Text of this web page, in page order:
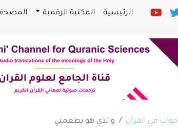
الرئيسية المكتبة الرقمية
والذي هو يطعمني